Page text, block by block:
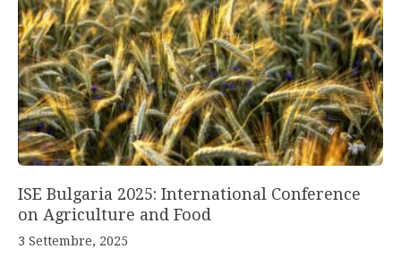
ISE Bulgaria 2025: International Conference
on Agriculture and Food
3 Settembre, 2025